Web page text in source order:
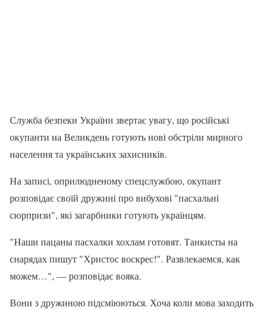
Служба безпеки України звертає увагу, що російські
окупанти на Великдень готують нові обстріли мирного
населення та українських захисників.
На записі, оприлюдненому спецслужбою, окупант
розповідає своїй дружині про вибухові "пасхальні
сюрпризи", які загарбники готують українцям.
"Наши пацаны пасхалки хохлам готовят. Танкисты на
снарядах пишут "Христос воскрес!". Развлекаемся, как
можем…", — розповідає вояка.
Вони з дружиною підсміюються. Хоча коли мова заходить